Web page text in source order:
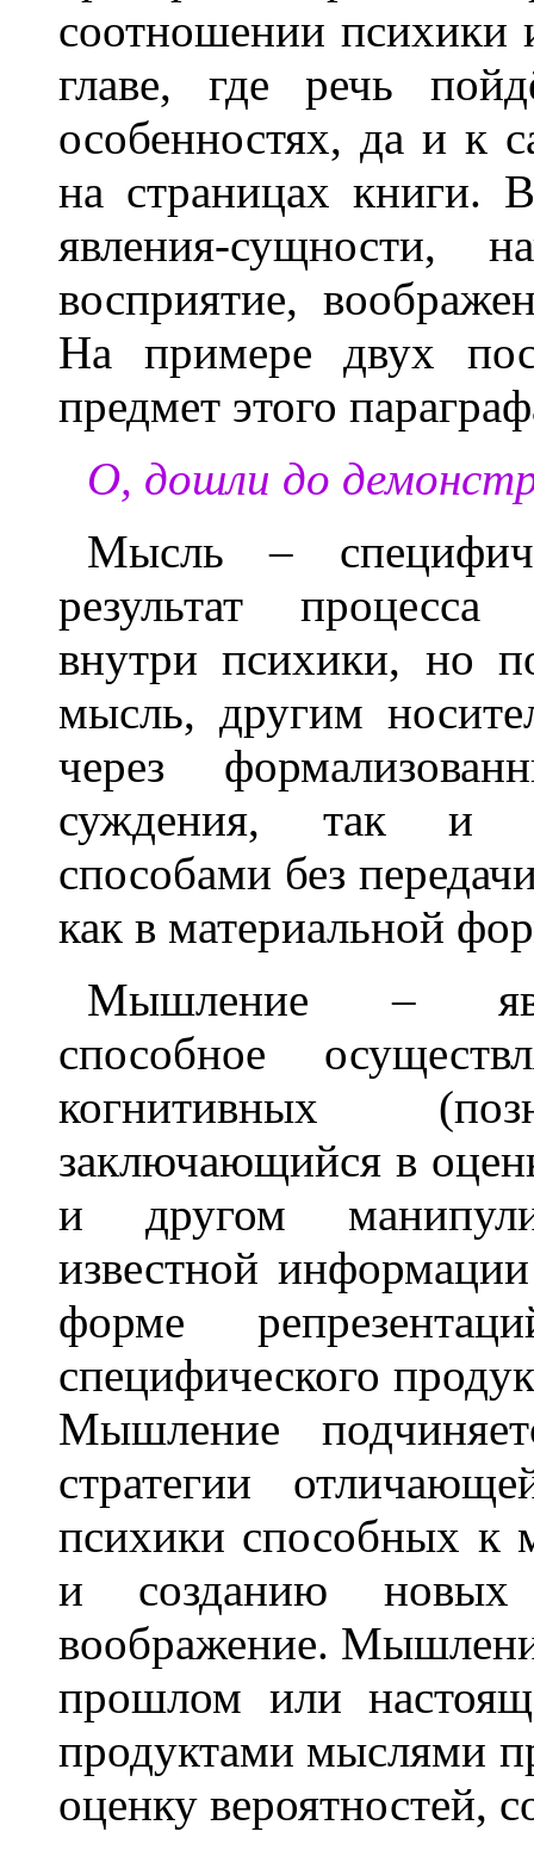
соотношении
главе, где речь
особенностях, да и к
на страницах книги.
явления-сущности,
восприятие,
На примере двух
предмет этого
О, дошли до
Мысль –
результат
внутри психики, но
мысль, другим
через
суждения, так и
способами без
как в материальной
Мышление –
способное
когнитивных
заключающийся в
и другом
известной
форме
специфического
Мышление
стратегии
психики способных к
и созданию новых
воображение.
прошлом или
продуктами мыслями
оценку вероятностей,